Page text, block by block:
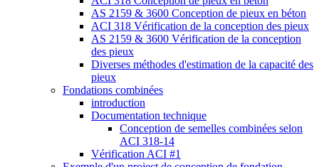
AS 2159 & 3600 Conception de pieux en béton
ACI 318 Vérification de la conception des pieux
AS 2159 & 3600 Vérification de la conception
des pieux
Diverses méthodes d'estimation de la capacité des
pieux
Fondations combinées
introduction
Documentation technique
Conception de semelles combinées selon
ACI 318-14
Vérification ACI #1